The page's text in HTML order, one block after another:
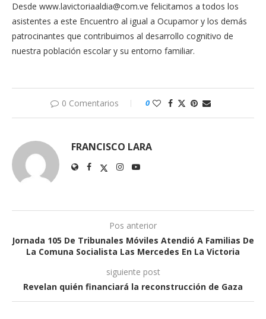
Desde www.lavictoriaaldia@com.ve felicitamos a todos los
asistentes a este Encuentro al igual a Ocupamor y los demás
patrocinantes que contribuimos al desarrollo cognitivo de
nuestra población escolar y su entorno familiar.
0 Comentarios 0
FRANCISCO LARA
Pos anterior
Jornada 105 De Tribunales Móviles Atendió A Familias De
La Comuna Socialista Las Mercedes En La Victoria
siguiente post
Revelan quién financiará la reconstrucción de Gaza